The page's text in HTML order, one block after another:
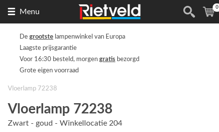
Menu
de
(
0
De grootste lampenwinkel van Europa
Laagste prijsgarantie
Voor 16:30 besteld, morgen gratis bezorgd
Grote eigen voorraad
Vloerlamp 72238
Vloerlamp 72238
Zwart - goud - Winkellocatie 204